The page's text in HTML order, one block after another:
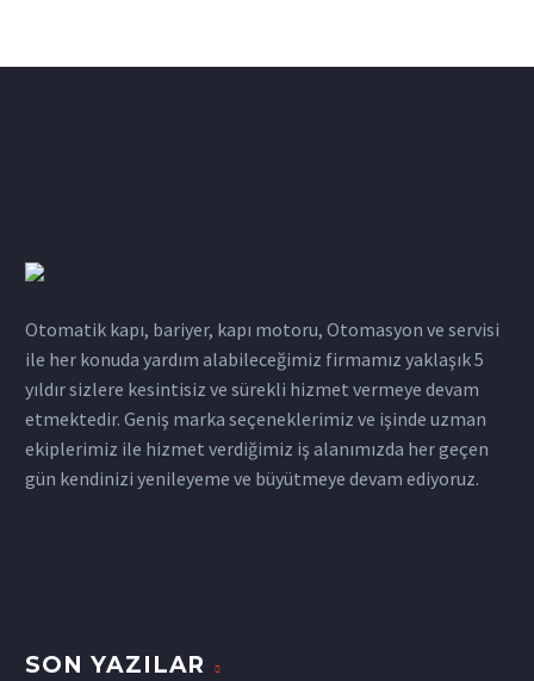
Otomatik kapı, bariyer, kapı motoru, Otomasyon ve servisi
ile her konuda yardım alabileceğimiz firmamız yaklaşık 5
yıldır sizlere kesintisiz ve sürekli hizmet vermeye devam
etmektedir. Geniş marka seçeneklerimiz ve işinde uzman
ekiplerimiz ile hizmet verdiğimiz iş alanımızda her geçen
gün kendinizi yenileyeme ve büyütmeye devam ediyoruz.
SON YAZILAR